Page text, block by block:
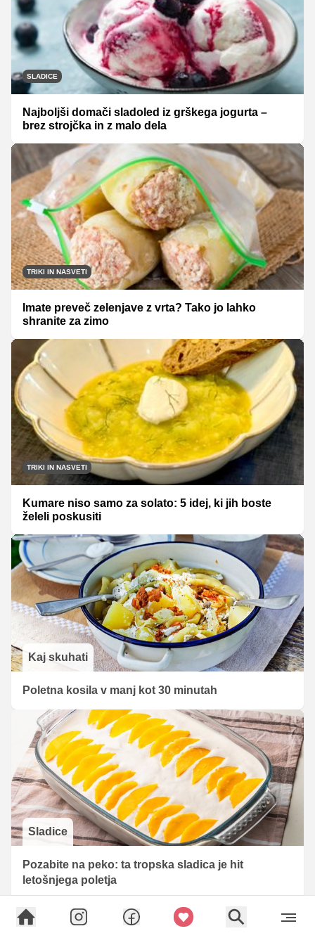
SLADICE
Najboljši domači sladoled iz grškega jogurta –
brez strojčka in z malo dela
TRIKI IN NASVETI
Imate preveč zelenjave z vrta? Tako jo lahko
shranite za zimo
TRIKI IN NASVETI
Kumare niso samo za solato: 5 idej, ki jih boste
želeli poskusiti
Kaj skuhati
Poletna kosila v manj kot 30 minutah
Sladice
Pozabite na peko: ta tropska sladica je hit
letošnjega poletja